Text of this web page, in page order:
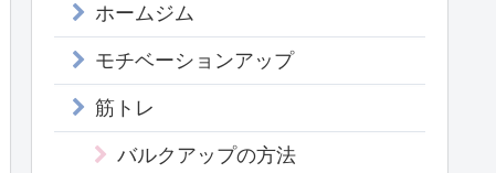
ホームジム
モチベーションアップ
筋トレ
バルクアップの方法